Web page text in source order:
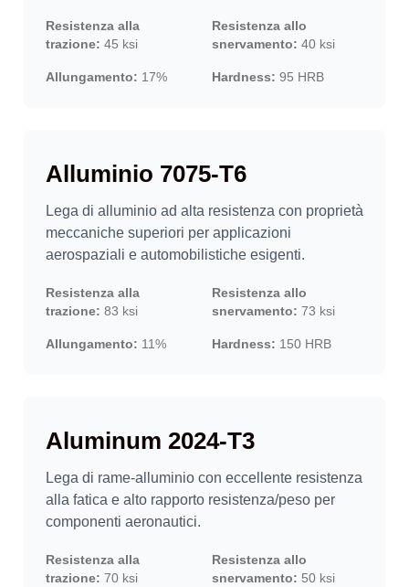
Resistenza alla
trazione: 45 ksi
Resistenza allo
snervamento: 40 ksi
Allungamento: 17% Hardness: 95 HRB
Alluminio 7075-T6
Lega di alluminio ad alta resistenza con proprietà
meccaniche superiori per applicazioni
aerospaziali e automobilistiche esigenti.
Resistenza alla
trazione: 83 ksi
Resistenza allo
snervamento: 73 ksi
Allungamento: 11% Hardness: 150 HRB
Aluminum 2024-T3
Lega di rame-alluminio con eccellente resistenza
alla fatica e alto rapporto resistenza/peso per
componenti aeronautici.
Resistenza alla
trazione: 70 ksi
Resistenza allo
snervamento: 50 ksi